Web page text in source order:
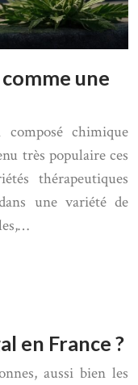
une
chimique
très populaire ces
thérapeutiques
une variété de
en France ?
aussi bien les